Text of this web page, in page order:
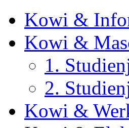
Kowi &
Kowi &
1.
2.
Kowi &